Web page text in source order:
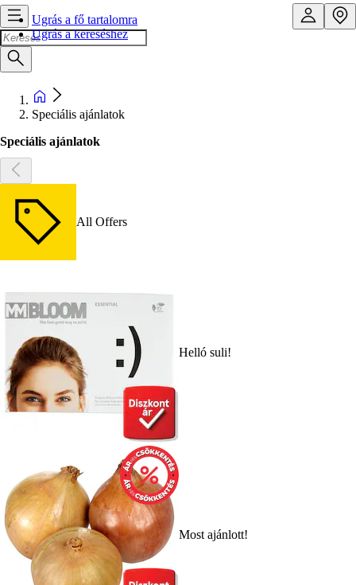
Ugrás a fő tartalomra
Ugrás a kereséshez
Speciális ajánlatok
Speciális ajánlatok
All Offers
Helló suli!
Most ajánlott!